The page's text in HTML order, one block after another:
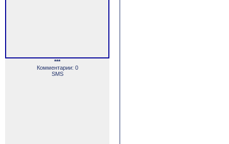
***
Комментарии: 0
SMS